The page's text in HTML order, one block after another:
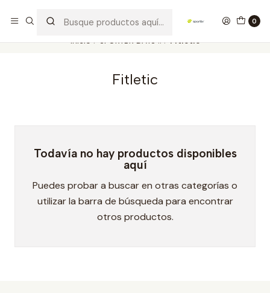
0
Inicio SPORTBR DAYS !! Fitletic
Fitletic
Todavía no hay productos disponibles
aquí
Puedes probar a buscar en otras categorías o
utilizar la barra de búsqueda para encontrar
otros productos.